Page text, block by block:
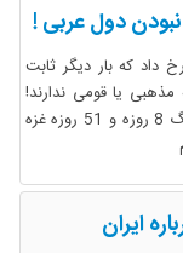
نبودن دول عربی !
داد که بار دیگر ثابت
یا قومی ندارند!
چند سال قبل در ایام جنگ 22 روزه و پس از آن جنگ 8 روزه و 51 روزه غزه
ایران